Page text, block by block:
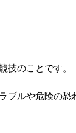
技のことです。
ブルや危険の恐